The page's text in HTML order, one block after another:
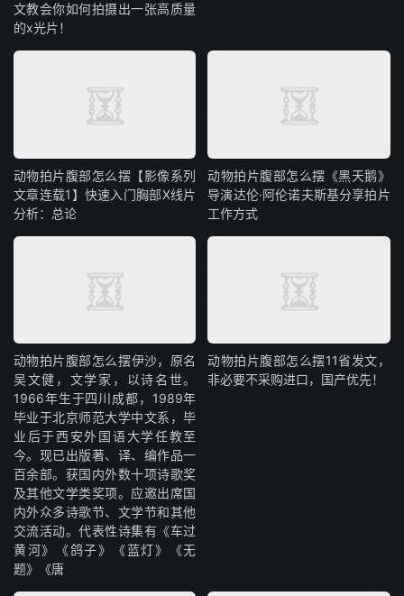
文教会你如何拍摄出一张高质量
的x光片！
动物拍片腹部怎么摆【影像系列
文章连载1】快速入门胸部X线片
分析：总论
动物拍片腹部怎么摆《黑天鹅》
导演达伦·阿伦诺夫斯基分享拍片
工作方式
动物拍片腹部怎么摆​伊沙，原名
吴文健，文学家，以诗名世。
1966年生于四川成都，1989年
毕业于北京师范大学中文系，毕
业后于西安外国语大学任教至
今。现已出版著、译、编作品一
百余部。获国内外数十项诗歌奖
及其他文学类奖项。应邀出席国
内外众多诗歌节、文学节和其他
交流活动。代表性诗集有《车过
黄河》《鸽子》《蓝灯》《无
题》《唐
动物拍片腹部怎么摆11省发文，
非必要不采购进口，国产优先！